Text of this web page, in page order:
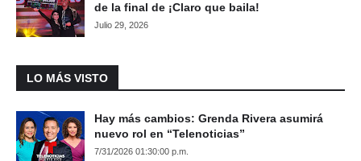
de la final de ¡Claro que baila!
Julio 29, 2026
LO MÁS VISTO
Hay más cambios: Grenda Rivera asumirá
nuevo rol en “Telenoticias”
7/31/2026 01:30:00 p.m.